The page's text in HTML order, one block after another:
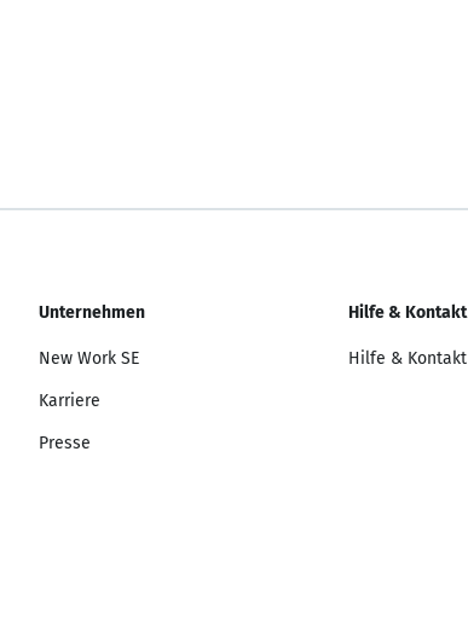
Unternehmen
New Work SE
Karriere
Presse
Hilfe & Kontakt
Hilfe & Kontakt